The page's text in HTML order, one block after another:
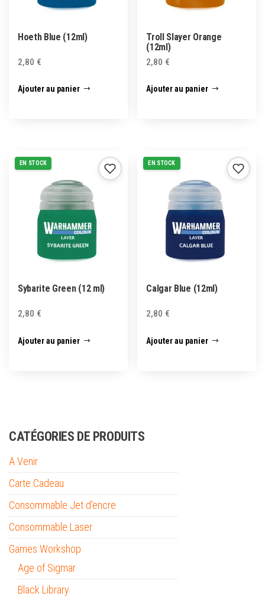
Hoeth Blue (12ml)
2,80 €
Ajouter au panier
Troll Slayer Orange
(12ml)
2,80 €
Ajouter au panier
EN STOCK
Sybarite Green (12 ml)
2,80 €
Ajouter au panier
EN STOCK
Calgar Blue (12ml)
2,80 €
Ajouter au panier
CATÉGORIES DE PRODUITS
A Venir
Carte Cadeau
Consommable Jet d'encre
Consommable Laser
Games Workshop
Age of Sigmar
Black Library